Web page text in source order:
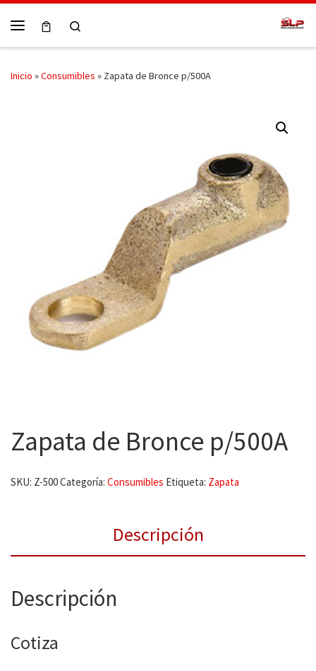
Skip to content
Inicio »Consumibles » Zapata de Bronce p/500A
Zapata de Bronce p/500A
SKU: Z-500Categoría: Consumibles Etiqueta: Zapata
Descripción
Descripción
Cotiza